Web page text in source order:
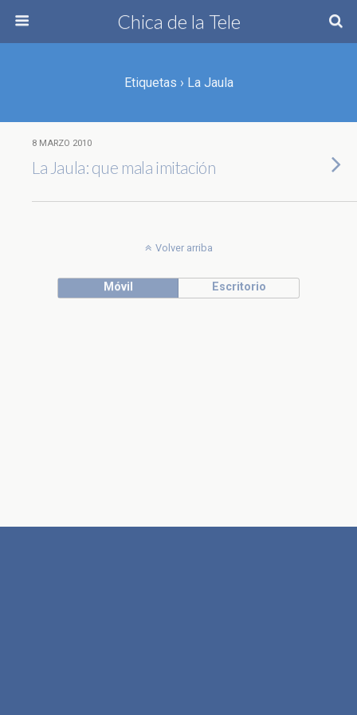
Chica de la Tele
Etiquetas › La Jaula
8 MARZO 2010
La Jaula: que mala imitación
Volver arriba
Móvil Escritorio